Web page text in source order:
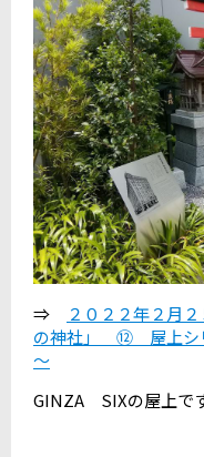
⇒
２０２２年２月
の神社」 ⑫ 屋上
～
GINZA SIXの屋上で